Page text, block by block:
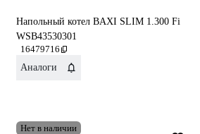
Напольный котел BAXI SLIM 1.300 Fi
WSB43530301
16479716
Аналоги
Нет в наличии